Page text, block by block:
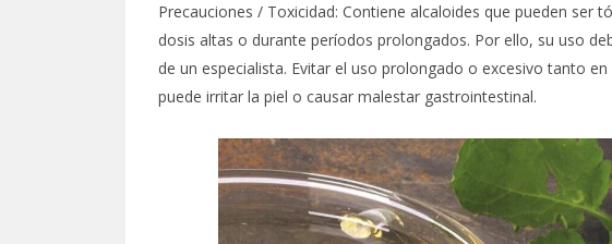
Precauciones / Toxicidad: Contiene alcaloides que pueden ser
dosis altas o durante períodos prolongados. Por ello, su uso
de un especialista. Evitar el uso prolongado o excesivo tanto
puede irritar la piel o causar malestar gastrointestinal.